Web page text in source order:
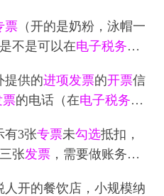
票（开的是奶粉，泳帽一
不是可以在电子税务局
账呢，毕竟跟企业经营
提供的进项发票的开票信
票的电话（在电子税务局
有3张专票未勾选抵扣，
张发票，需要做账务处
开的餐饮店，小规模纳